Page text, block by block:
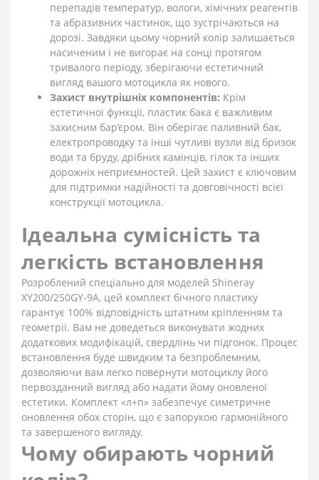
перепадів температур, вологи, хімічних реагентів
та абразивних частинок, що зустрічаються на
дорозі. Завдяки цьому чорний колір залишається
насиченим і не вигорає на сонці протягом
тривалого періоду, зберігаючи естетичний
вигляд вашого мотоцикла як нового.
Захист внутрішніх компонентів: Крім
естетичної функції, пластик бака є важливим
захисним бар’єром. Він оберігає паливний бак,
електропроводку та інші чутливі вузли від бризок
води та бруду, дрібних камінців, гілок та інших
дорожніх неприємностей. Цей захист є ключовим
для підтримки надійності та довговічності всієї
конструкції мотоцикла.
Ідеальна сумісність та
легкість встановлення
Розроблений спеціально для моделей Shineray
XY200/250GY-9A, цей комплект бічного пластику
гарантує 100% відповідність штатним кріпленням та
геометрії. Вам не доведеться виконувати жодних
додаткових модифікацій, свердлінь чи підгонок. Процес
встановлення буде швидким та безпроблемним,
дозволяючи вам легко повернути мотоциклу його
первозданний вигляд або надати йому оновленої
естетики. Комплект «л+п» забезпечує симетричне
оновлення обох сторін, що є запорукою гармонійного
та завершеного вигляду.
Чому обирають чорний